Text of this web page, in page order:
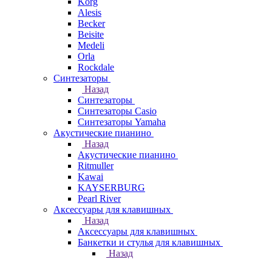
Alesis
Becker
Beisite
Medeli
Orla
Rockdale
Синтезаторы
Назад
Синтезаторы
Синтезаторы Casio
Синтезаторы Yamaha
Акустические пианино
Назад
Акустические пианино
Ritmuller
Kawai
KAYSERBURG
Pearl River
Аксессуары для клавишных
Назад
Аксессуары для клавишных
Банкетки и стулья для клавишных
Назад